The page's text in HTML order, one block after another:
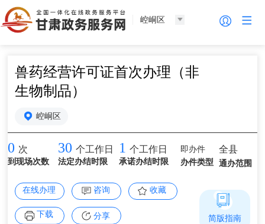
崆峒区
兽药经营许可证首次办理（非
生物制品）
崆峒区
0 次
到现场次数
30 个工作日
法定办结时限
1 个工作日
承诺办结时限
即办件
办件类型
全县
通办范围
在线办理 咨询 收藏
下载 分享 简版指南